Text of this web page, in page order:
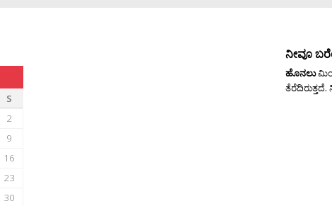
S
2
9
16
23
30
ನೀವೂ
ಹೊನಲು